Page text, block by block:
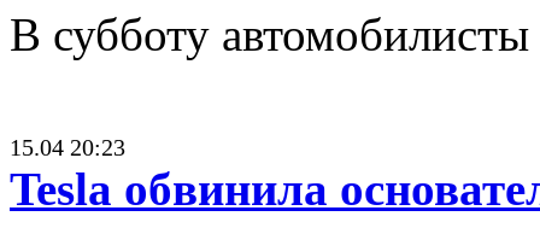
В субботу
15.04 20:23
Tesla обвинила